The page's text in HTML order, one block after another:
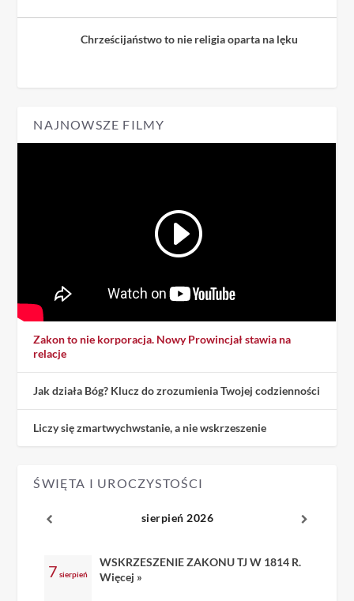
Chrześcijaństwo to nie religia oparta na lęku
NAJNOWSZE FILMY
Zakon to nie korporacja. Nowy Prowincjał stawia na
relacje
Jak działa Bóg? Klucz do zrozumienia Twojej codzienności
Liczy się zmartwychwstanie, a nie wskrzeszenie
ŚWIĘTA I UROCZYSTOŚCI
sierpień 2026
7 sierpień
WSKRZESZENIE ZAKONU TJ W 1814 R.
Więcej »